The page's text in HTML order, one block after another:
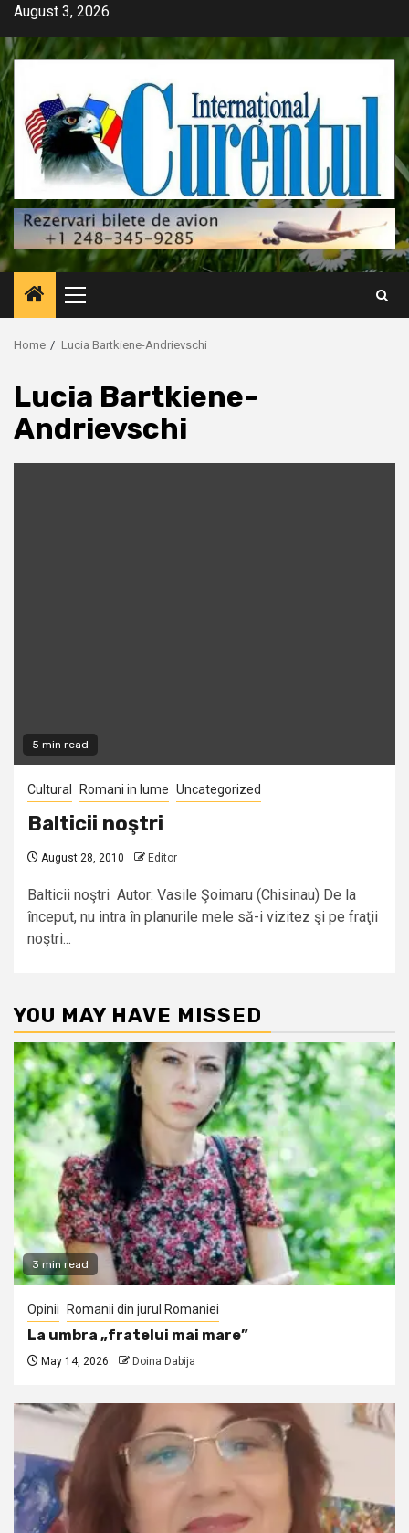
Skip
content
August 3, 2026
Primary
Menu
Home Lucia Bartkiene-Andrievschi
Lucia Bartkiene-
Andrievschi
5 min read
Cultural Romani in lume Uncategorized
Balticii noştri
August 28, 2010 Editor
Balticii noştri Autor: Vasile Şoimaru (Chisinau) De la
început, nu intra în planurile mele să-i vizitez şi pe fraţii
noştri...
YOU MAY HAVE MISSED
3 min read
Opinii Romanii din jurul Romaniei
La umbra „fratelui mai mare”
May 14, 2026 Doina Dabija